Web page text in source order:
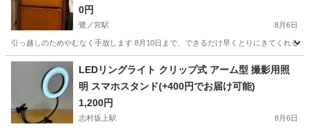
0円
鷺ノ宮駅 8月6日
引っ越しのためやむなく手放します 8月10日まで、できるだけ早くとりにきてくれる
東京 杉並区 鷺ノ宮駅 収納家具
LEDリングライト クリップ式 アーム型 撮影用照
明 スマホスタンド(+400円でお届け可能)
1,200円
志村坂上駅 8月6日